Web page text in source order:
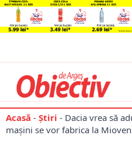
Acasă - Știri - Dacia vrea să
mașini se vor fabrica la